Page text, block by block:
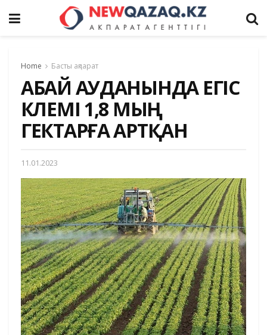
Home Басты ақпарат
АБАЙ АУДАНЫНДА ЕГІС
КӨЛЕМІ 1,8 МЫҢ
ГЕКТАРҒА АРТҚАН
11.01.2023